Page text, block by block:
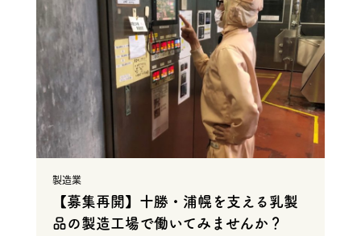
製造業
【募集再開】十勝・浦幌を支える乳製
品の製造工場で働いてみませんか？